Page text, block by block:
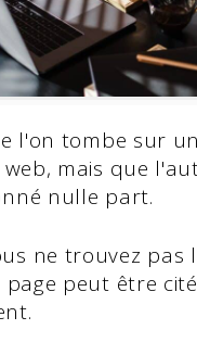
l'on tombe sur
mais que
nulle part.
ne trouvez pas
peut être